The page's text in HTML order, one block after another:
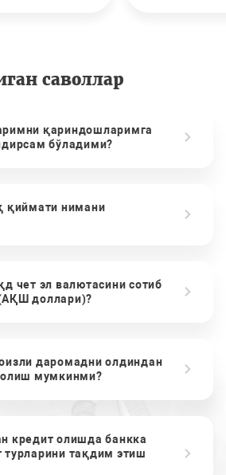
саволлар
қариндошларимга
бўладими?
қиймати нимани
чет эл валютасини сотиб
доллари)?
даромадни олдиндан
мумкинми?
кредит олишда банкка
тақдим этиш